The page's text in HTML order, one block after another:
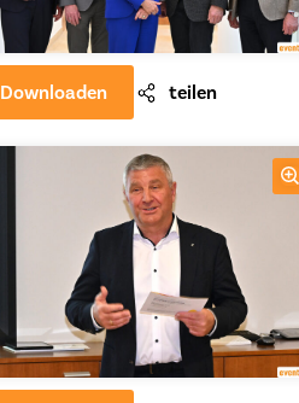
Downloaden teilen